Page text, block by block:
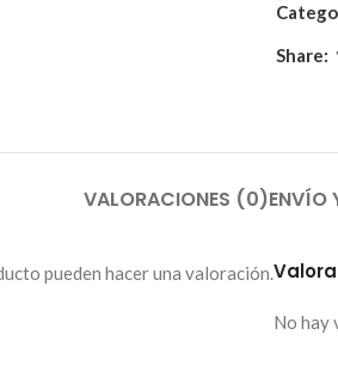
Share:
VALORACIONES (0)ENVÍO
No hay
pueden hacer una valoración.